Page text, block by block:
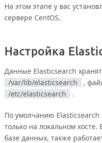
На этом этапе у вас
сервере CentOS.
Настройка
Данные Elasticsearch
/var/lib/elasticsearch
,
/etc/elasticsearch
.
По умолчанию
только на локальном
базе данных, также